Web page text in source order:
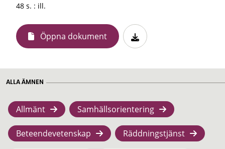
48 s. : ill.
Öppna dokument
ALLA ÄMNEN
Allmänt Samhällsorientering
Beteendevetenskap Räddningstjänst